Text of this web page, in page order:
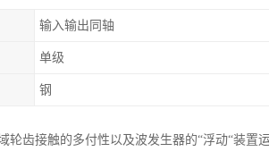
输入输出同轴
单级
钢
轮齿接触的多付性以及波发生器的“浮动“装置运